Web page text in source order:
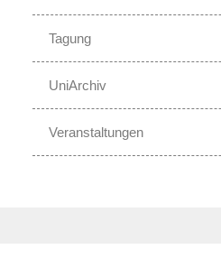
Tagung
UniArchiv
Veranstaltungen